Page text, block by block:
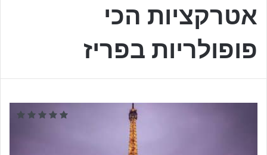
אטרקציות הכי
פופולריות בפריז